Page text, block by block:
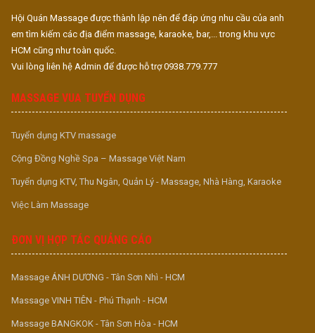
Hội Quán Massage được thành lập nên để đáp ứng nhu cầu của anh
em tìm kiếm các địa điểm massage, karaoke, bar,... trong khu vực
HCM cũng như toàn quốc.
Vui lòng liên hệ Admin để được hỗ trợ 0938.779.777
MASSAGE VUA TUYỂN DỤNG
Tuyển dụng KTV massage
Cộng Đồng Nghề Spa – Massage Việt Nam
Tuyển dụng KTV, Thu Ngân, Quản Lý - Massage, Nhà Hàng, Karaoke
Việc Làm Massage
ĐƠN VỊ HỢP TÁC QUẢNG CÁO
Massage ÁNH DƯƠNG - Tân Sơn Nhì - HCM
Massage VINH TIÊN - Phú Thạnh - HCM
Massage BANGKOK - Tân Sơn Hòa - HCM